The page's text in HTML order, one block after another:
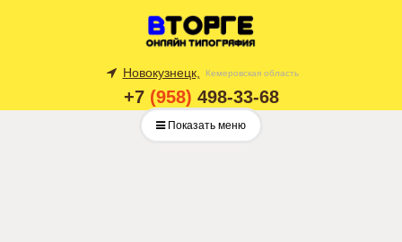
Новокузнецк, Кемеровская область
+7 (958) 498-33-68
Показать меню